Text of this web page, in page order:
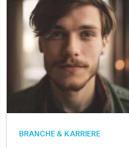
BRANCHE & KARRIERE